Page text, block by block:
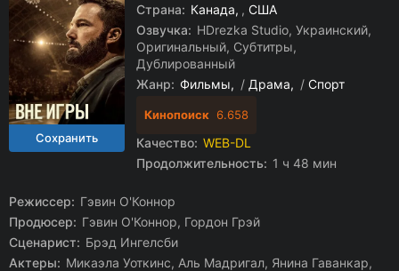
Страна: Канада , США
Озвучка: HDrezka Studio, Украинский,
Оригинальный, Субтитры,
Дублированный
Жанр: Фильмы / Драма / Спорт
Кинопоиск 6.658
Качество: WEB-DL
Продолжительность: 1 ч 48 мин
Режиссер: Гэвин О'Коннор
Продюсер: Гэвин О'Коннор, Гордон Грэй
Сценарист: Брэд Ингелсби
Актеры: Микаэла Уоткинс, Аль Мадригал, Янина Гаванкар,